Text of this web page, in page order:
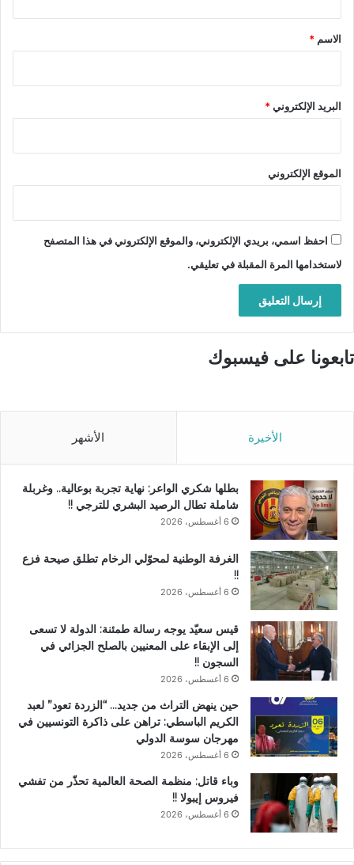
*
الاسم *
البريد الإلكتروني*
الموقع الإلكتروني
احفظ اسمي، بريدي الإلكتروني، والموقع الإلكتروني في هذا المتصفح
لاستخدامها المرة المقبلة في تعليقي.
تابعونا على فيسبوك
الأخيرة الأشهر
بطلها شكري الواعر: نهاية تجربة بوعالية.. وغربلة
شاملة تطال الرصيد البشري للترجي !!
6 أغسطس، 2026
الغرفة الوطنية لمحوّلي الرخام تطلق صيحة فزع
!!
6 أغسطس، 2026
قيس سعيّد يوجه رسالة طمئنة: الدولة لا تسعى
إلى الإبقاء على المعنيين بالصلح الجزائي في
السجون !!
6 أغسطس، 2026
حين ينهض التراث من جديد… “الزردة تعود” لعبد
الكريم الباسطي: تراهن على ذاكرة التونسيين في
مهرجان سوسة الدولي
6 أغسطس، 2026
وباء قاتل: منظمة الصحة العالمية تحذّر من تفشي
فيروس إيبولا !!
6 أغسطس، 2026